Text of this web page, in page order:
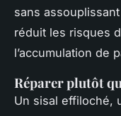
sans
réduit les risques
l’accumulation de
Réparer plutôt
Un sisal effiloché,